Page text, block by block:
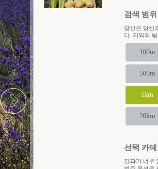
검색 범위
당신은 당신
다. 지역의
100m
500m
5km
20km
선택 카테
결과가 너무